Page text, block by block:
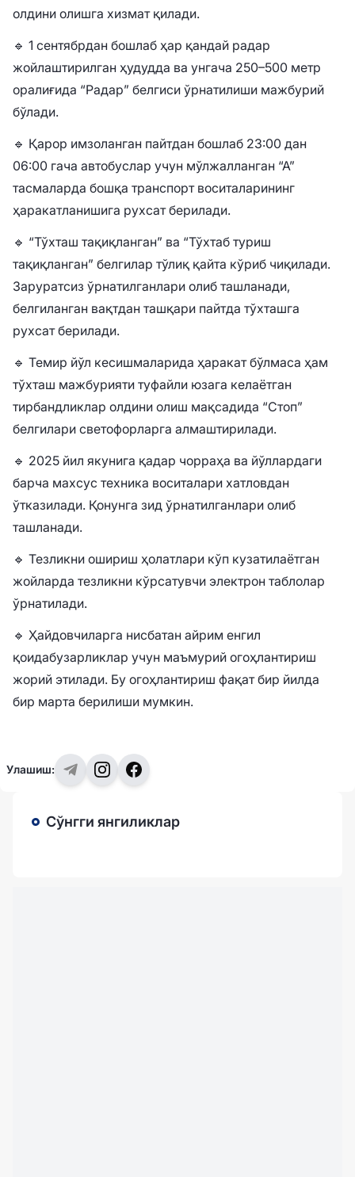
олдини олишга хизмат қилади.
🔹 1 сентябрдан бошлаб ҳар қандай радар
жойлаштирилган ҳудудда ва унгача 250–500 метр
оралиғида “Радар” белгиси ўрнатилиши мажбурий
бўлади.
🔹 Қарор имзоланган пайтдан бошлаб 23:00 дан
06:00 гача автобуслар учун мўлжалланган “А”
тасмаларда бошқа транспорт воситаларининг
ҳаракатланишига рухсат берилади.
🔹 “Тўхташ тақиқланган” ва “Тўхтаб туриш
тақиқланган” белгилар тўлиқ қайта кўриб чиқилади.
Заруратсиз ўрнатилганлари олиб ташланади,
белгиланган вақтдан ташқари пайтда тўхташга
рухсат берилади.
🔹 Темир йўл кесишмаларида ҳаракат бўлмаса ҳам
тўхташ мажбурияти туфайли юзага келаётган
тирбандликлар олдини олиш мақсадида “Стоп”
белгилари светофорларга алмаштирилади.
🔹 2025 йил якунига қадар чорраҳа ва йўллардаги
барча махсус техника воситалари хатловдан
ўтказилади. Қонунга зид ўрнатилганлари олиб
ташланади.
🔹 Тезликни ошириш ҳолатлари кўп кузатилаётган
жойларда тезликни кўрсатувчи электрон таблолар
ўрнатилади.
🔹 Ҳайдовчиларга нисбатан айрим енгил
қоидабузарликлар учун маъмурий огоҳлантириш
жорий этилади. Бу огоҳлантириш фақат бир йилда
бир марта берилиши мумкин.
Улашиш:
Сўнгги янгиликлар